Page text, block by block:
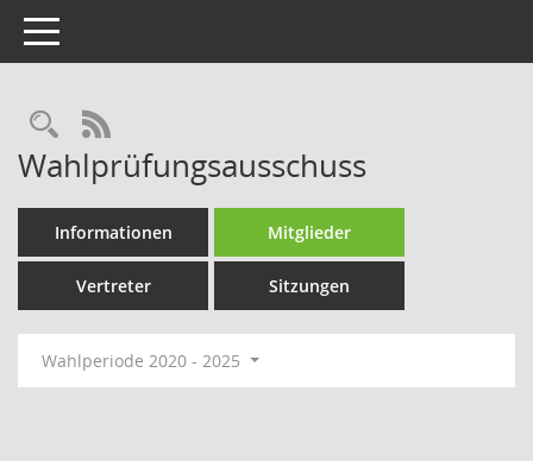
Toggle navigation
Rechercheauswahl
RSS-Feed
Wahlprüfungsausschuss
Informationen Mitglieder
Vertreter Sitzungen
Wahlperiode 2020 - 2025